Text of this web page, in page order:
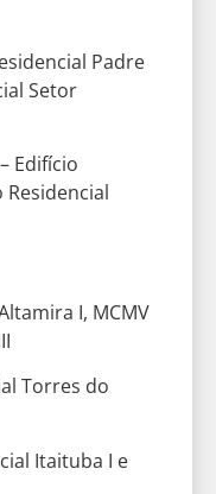
Padre
Setor
Edifício
Residencial
I, MCMV
Torres do
Itaituba I e